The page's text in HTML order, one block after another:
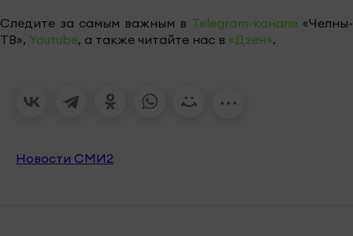
Следите за самым важным в Telegram-канале «Челны-
ТВ», Youtube, а также читайте нас в «Дзен».
Новости СМИ2